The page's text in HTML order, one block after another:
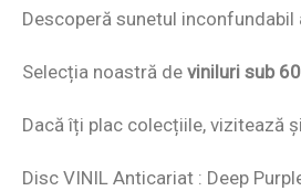
Descoperă sunetul
Selecția noastră de viniluri sub
Dacă îți plac colecțiile, vizitează și
Disc VINIL Anticariat : Deep